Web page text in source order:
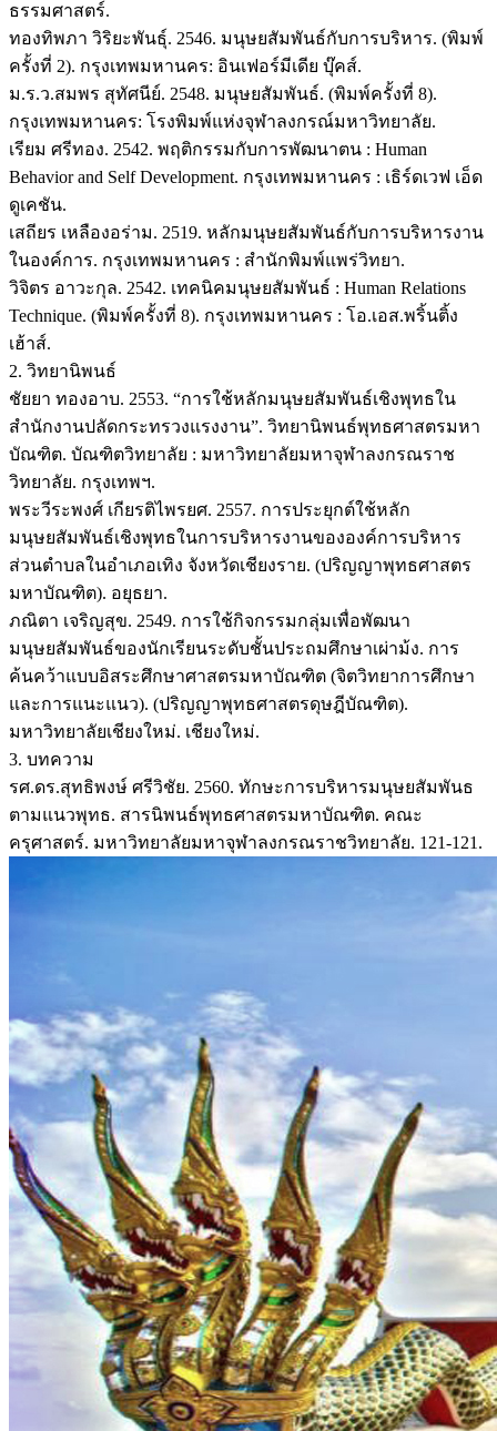
ธรรมศาสตร์.
ทองทิพภา วิริยะพันธุ์. 2546. มนุษยสัมพันธ์กับการบริหาร. (พิมพ์
ครั้งที่ 2). กรุงเทพมหานคร: อินเฟอร์มีเดีย บุ๊คส์.
ม.ร.ว.สมพร สุทัศนีย์. 2548. มนุษยสัมพันธ์. (พิมพ์ครั้งที่ 8).
กรุงเทพมหานคร: โรงพิมพ์แห่งจุฬาลงกรณ์มหาวิทยาลัย.
เรียม ศรีทอง. 2542. พฤติกรรมกับการพัฒนาตน : Human
Behavior and Self Development. กรุงเทพมหานคร : เธิร์ดเวฟ เอ็ด
ดูเคชัน.
เสถียร เหลืองอร่าม. 2519. หลักมนุษยสัมพันธ์กับการบริหารงาน
ในองค์การ. กรุงเทพมหานคร : สํานักพิมพ์แพร่วิทยา.
วิจิตร อาวะกุล. 2542. เทคนิคมนุษยสัมพันธ์ : Human Relations
Technique. (พิมพ์ครั้งที่ 8). กรุงเทพมหานคร : โอ.เอส.พริ้นติ้ง
เฮ้าส์.
2. วิทยานิพนธ์
ชัยยา ทองอาบ. 2553. “การใช้หลักมนุษยสัมพันธ์เชิงพุทธใน
สำนักงานปลัดกระทรวงแรงงาน”. วิทยานิพนธ์พุทธศาสตรมหา
บัณฑิต. บัณฑิตวิทยาลัย : มหาวิทยาลัยมหาจุฬาลงกรณราช
วิทยาลัย. กรุงเทพฯ.
พระวีระพงศ์ เกียรติไพรยศ. 2557. การประยุกต์ใช้หลัก
มนุษยสัมพันธ์เชิงพุทธในการบริหารงานขององค์การบริหาร
ส่วนตำบลในอำเภอเทิง จังหวัดเชียงราย. (ปริญญาพุทธศาสตร
มหาบัณฑิต). อยุธยา.
ภณิตา เจริญสุข. 2549. การใช้กิจกรรมกลุ่มเพื่อพัฒนา
มนุษยสัมพันธ์ของนักเรียนระดับชั้นประถมศึกษาเผ่าม้ง. การ
ค้นคว้าแบบอิสระศึกษาศาสตรมหาบัณฑิต (จิตวิทยาการศึกษา
และการแนะแนว). (ปริญญาพุทธศาสตรดุษฎีบัณฑิต).
มหาวิทยาลัยเชียงใหม่. เชียงใหม่.
3. บทความ
รศ.ดร.สุทธิพงษ์ ศรีวิชัย. 2560. ทักษะการบริหารมนุษยสัมพันธ
ตามแนวพุทธ. สารนิพนธ์พุทธศาสตรมหาบัณฑิต. คณะ
ครุศาสตร์. มหาวิทยาลัยมหาจุฬาลงกรณราชวิทยาลัย. 121-121.